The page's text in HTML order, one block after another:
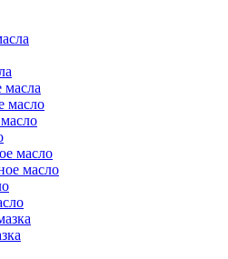
масла
масло
масло
масло